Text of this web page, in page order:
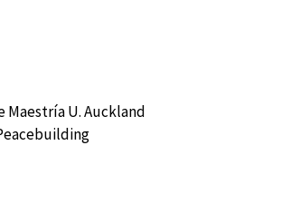
Maestría U. Auckland